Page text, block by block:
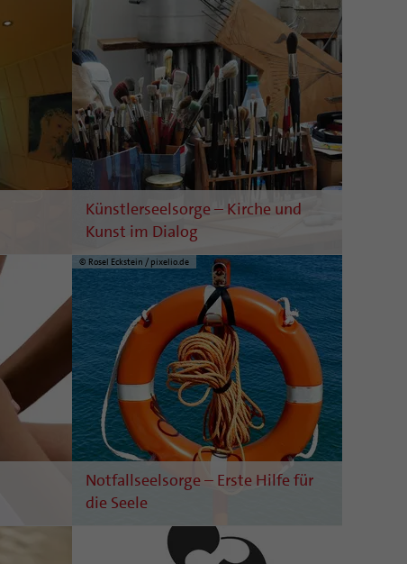
Künstlerseelsorge – Kirche und
Kunst im Dialog
© Rosel Eckstein / pixelio.de
Notfallseelsorge – Erste Hilfe für
die Seele